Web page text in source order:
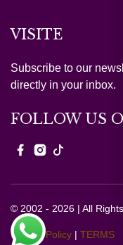
VISITE
Subscribe to our
directly in your inbox.
FOLLOW US
© 2002 - 2026 | All
Privacy Policy | TERMS